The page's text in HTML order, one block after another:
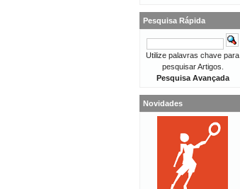
Pesquisa Rápida
Utilize palavras chave para
pesquisar Artigos.
Pesquisa Avançada
Novidades